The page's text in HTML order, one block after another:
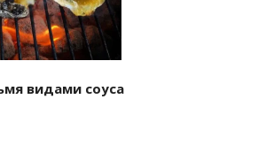
видами соуса